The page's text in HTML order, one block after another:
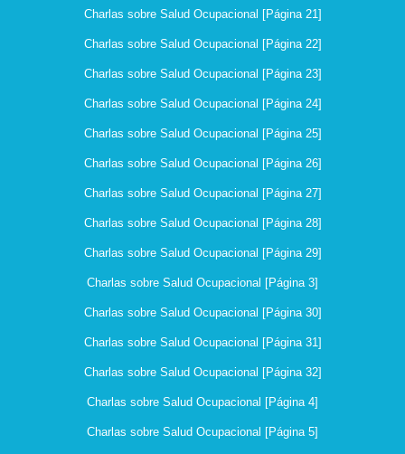
Charlas sobre Salud Ocupacional [Página 21]
Charlas sobre Salud Ocupacional [Página 22]
Charlas sobre Salud Ocupacional [Página 23]
Charlas sobre Salud Ocupacional [Página 24]
Charlas sobre Salud Ocupacional [Página 25]
Charlas sobre Salud Ocupacional [Página 26]
Charlas sobre Salud Ocupacional [Página 27]
Charlas sobre Salud Ocupacional [Página 28]
Charlas sobre Salud Ocupacional [Página 29]
Charlas sobre Salud Ocupacional [Página 3]
Charlas sobre Salud Ocupacional [Página 30]
Charlas sobre Salud Ocupacional [Página 31]
Charlas sobre Salud Ocupacional [Página 32]
Charlas sobre Salud Ocupacional [Página 4]
Charlas sobre Salud Ocupacional [Página 5]